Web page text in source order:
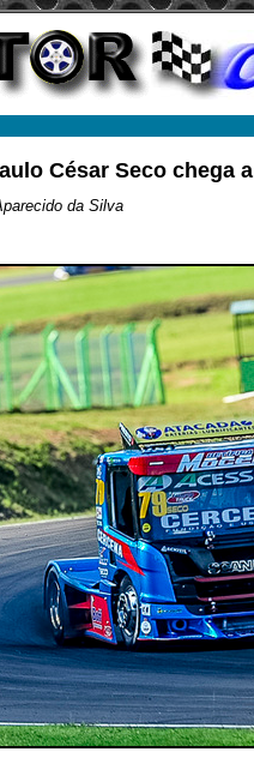
César Seco chega
da Silva